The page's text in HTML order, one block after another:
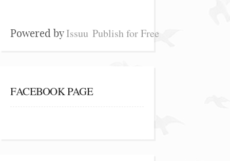
Powered byIssuu Publish for Free
FACEBOOK PAGE